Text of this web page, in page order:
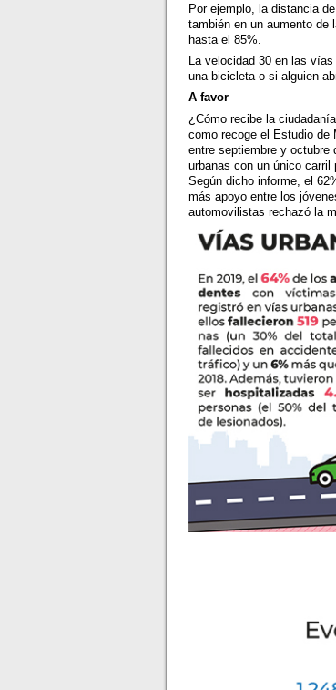
Por ejemplo, la distancia
también en un aumento de
hasta el 85%.
La velocidad 30 en las
una bicicleta o si alguien
A favor
¿Cómo recibe la
como recoge el Estudio de
entre septiembre y
urbanas con un único carril
Según dicho informe, el
más apoyo entre los
automovilistas rechazó la